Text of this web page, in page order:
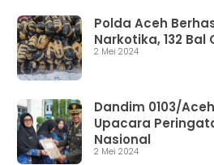
Polda Aceh
Narkotika, 132 Bal
2 Mei 2024
Dandim 0103/
Upacara
Nasional
2 Mei 2024